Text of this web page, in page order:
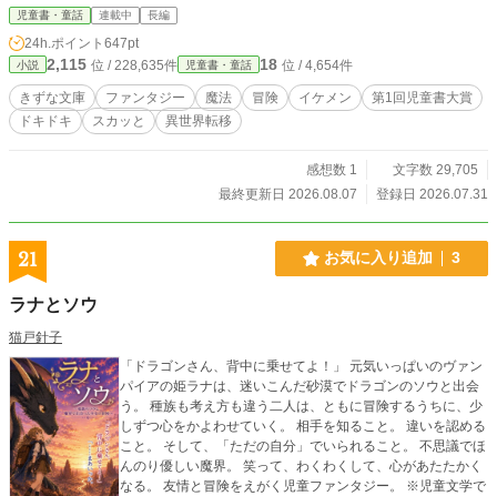
な三人の美形側近たち。 生真面目な騎士団長・レオンハル
ト。 冷徹で毒舌な魔法使い・ユーリウス。 無邪気な天才発明
家・ライト。 本来の高飛車なロゼリアとは違い、魔法を持た
ないながらも不器用で優しい美亜に、三人はあっという間に
心を奪われてしまう。 彼らは敵対する者には一切の容赦がな
い冷酷な素顔を見せるが、美亜に対してだけは別人のように
甘く、過保護に守り抜こうとして……！？ そんな中、王位簒
チ――かと思いきや、美亜は安全な部屋に隠れることを拒
否！ 夜の晩餐会、美亜はあえて毒入りのグラスを手に取り宰
で悪徳宰相を完全論破＆スカッと成敗！ 俯いてばかりだった
地味な少女が、異世界で「自分らしさ」を見つけ、一人の王
児童書・童話 連載中 長編
24h.ポイント 647pt
小説 2,115 位 / 228,635件 児童書・童話 18 位 / 4,654件
きずな文庫 ファンタジー 魔法 冒険 イケメン
第1回児童書大賞
ドキドキ
スカッと 異世界転移
感想数 1
文字数 29,705
最終更新日 2026.08.07
登録日 2026.07.31
21 お気に入り追加 3
ラナとソウ
猫戸針子
「ドラゴンさん、背中に乗せてよ！」 元気いっぱいのヴァン
パイアの姫ラナは、迷いこんだ砂漠でドラゴンのソウと出会
う。 種族も考え方も違う二人は、ともに冒険するうちに、少
しずつ心をかよわせていく。 相手を知ること。 違いを認める
こと。 そして、「ただの自分」でいられること。 不思議でほ
んのり優しい魔界。 笑って、わくわくして、心があたたかく
なる。 友情と冒険をえがく児童ファンタジー。 ※児童文学で